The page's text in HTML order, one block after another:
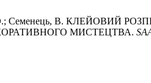
О.; Семенець, В. КЛЕЙОВИЙ
МИСТЕЦТВА.